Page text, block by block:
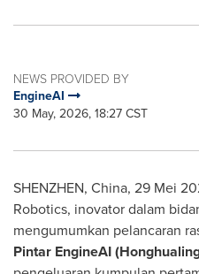
NEWS PROVIDED BY
EngineAI
30 May, 2026, 18:27 CST
SHENZHEN, China, 29 Mei
Robotics, inovator dalam
mengumumkan pelancaran
Pintar EngineAI